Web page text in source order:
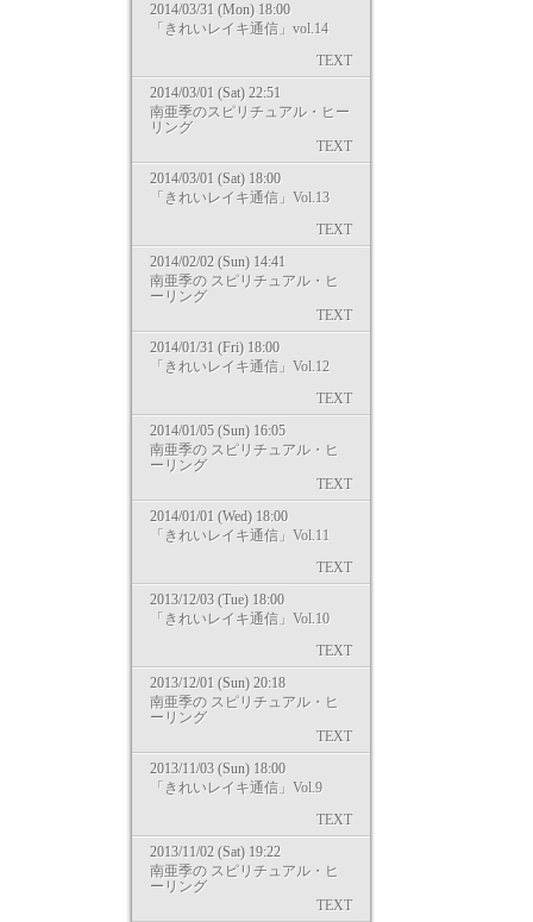
2014/03/31 (Mon) 18:00
「きれいレイキ通信」vol.14
TEXT
2014/03/01 (Sat) 22:51
南亜季のスピリチュアル・ヒー
リング
TEXT
2014/03/01 (Sat) 18:00
「きれいレイキ通信」Vol.13
TEXT
2014/02/02 (Sun) 14:41
南亜季の スピリチュアル・ヒ
ーリング
TEXT
2014/01/31 (Fri) 18:00
「きれいレイキ通信」Vol.12
TEXT
2014/01/05 (Sun) 16:05
南亜季の スピリチュアル・ヒ
ーリング
TEXT
2014/01/01 (Wed) 18:00
「きれいレイキ通信」Vol.11
TEXT
2013/12/03 (Tue) 18:00
「きれいレイキ通信」Vol.10
TEXT
2013/12/01 (Sun) 20:18
南亜季の スピリチュアル・ヒ
ーリング
TEXT
2013/11/03 (Sun) 18:00
「きれいレイキ通信」Vol.9
TEXT
2013/11/02 (Sat) 19:22
南亜季の スピリチュアル・ヒ
ーリング
TEXT